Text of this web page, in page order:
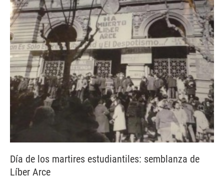
Día de los martires estudiantiles: semblanza de
Líber Arce